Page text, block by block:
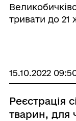
тривати до 21
15.10.2022
Реєстрація
тварин, для